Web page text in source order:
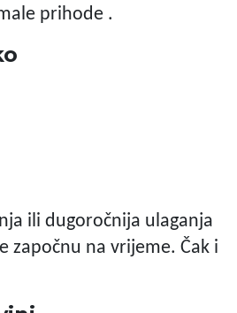
prihode .
ili dugoročnija ulaganja
započnu na vrijeme. Čak i